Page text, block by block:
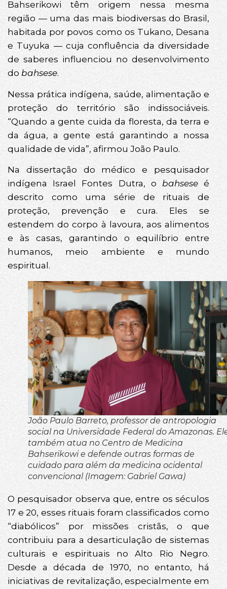
Bahserikowi têm origem nessa mesma
região — uma das mais biodiversas do Brasil,
habitada por povos como os Tukano, Desana
e Tuyuka — cuja confluência da diversidade
de saberes influenciou no desenvolvimento
do bahsese.
Nessa prática indígena, saúde, alimentação e
proteção do território são indissociáveis.
“Quando a gente cuida da floresta, da terra e
da água, a gente está garantindo a nossa
qualidade de vida”, afirmou João Paulo.
Na dissertação do médico e pesquisador
indígena Israel Fontes Dutra, o bahseseé
descrito como uma série de rituais de
proteção, prevenção e cura. Eles se
estendem do corpo à lavoura, aos alimentos
e às casas, garantindo o equilíbrio entre
humanos, meio ambiente e mundo
espiritual.
João Paulo Barreto, professor de antropologia
social na Universidade Federal do Amazonas.
também atua no Centro de Medicina
Bahserikowi e defende outras formas de
cuidado para além da medicina ocidental
convencional (Imagem: Gabriel Gawa)
O pesquisador observa que, entre os séculos
17 e 20, esses rituais foram classificados como
“diabólicos” por missões cristãs, o que
contribuiu para a desarticulação de sistemas
culturais e espirituais no Alto Rio Negro.
Desde a década de 1970, no entanto, há
iniciativas de revitalização, especialmente em